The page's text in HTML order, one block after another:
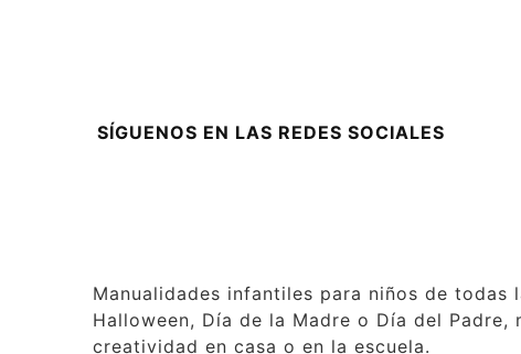
SÍGUENOS EN LAS REDES SOCIALES
Manualidades infantiles para niños de todas
Halloween, Día de la Madre o Día del
creatividad en casa o en la escuela.